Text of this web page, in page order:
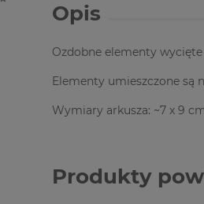
Opis
Ozdobne elementy
Elementy umieszczone są
Wymiary arkusza: ~7 x 9
Produkty